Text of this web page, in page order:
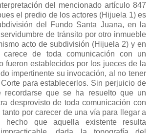
del mencionado artículo 847
el predio de los actores (Hijuela 1) es
del Fundo Santa Juana, en la
de tránsito por otro inmueble
acto de subdivisión (Hijuela 2) y en
carece de toda comunicación con un
fueron establecidos por los jueces de la
impertinente su invocación, al no tener
para establecerlos. Sin perjuicio de
recordarse que se ha resuelto que un
desprovisto de toda comunicación con
por carecer de una vía para llegar a
que aquella existente resulta